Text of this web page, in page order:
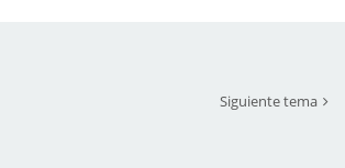
Siguiente tema